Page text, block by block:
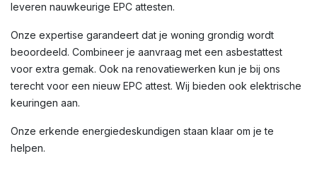
leveren nauwkeurige EPC attesten.
Onze expertise garandeert dat je woning grondig wordt
beoordeeld. Combineer je aanvraag met een asbestattest
voor extra gemak. Ook na renovatiewerken kun je bij ons
terecht voor een nieuw EPC attest. Wij bieden ook elektrische
keuringen aan.
Onze erkende energiedeskundigen staan klaar om je te
helpen.